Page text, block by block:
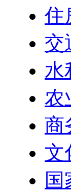
住
交
水
农
商
文
国